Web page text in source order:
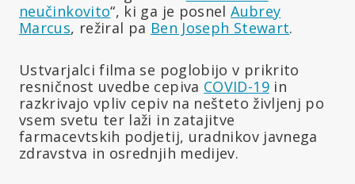
neučinkovito“, ki ga je posnelAubrey
Marcus, režiral pa Ben Joseph Stewart.
Ustvarjalci filma se poglobijo v prikrito
resničnost uvedbe cepiva COVID-19in
razkrivajo vpliv cepiv na nešteto življenj po
vsem svetu ter laži in zatajitve
farmacevtskih podjetij, uradnikov javnega
zdravstva in osrednjih medijev.